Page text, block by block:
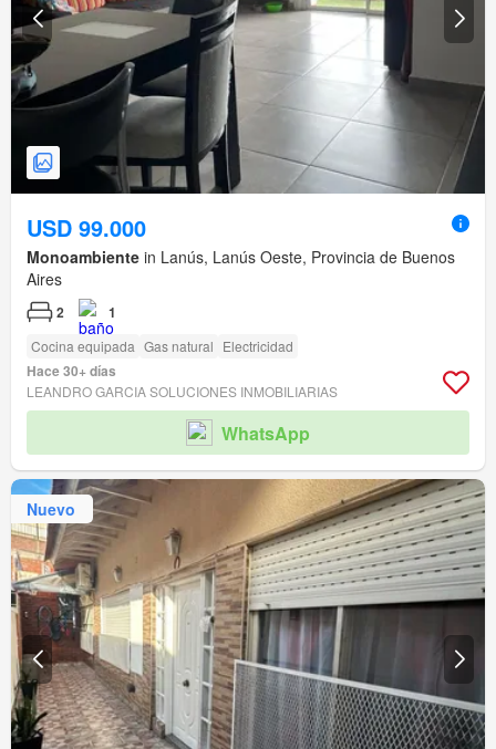
USD 99.000
Monoambiente in Lanús, Lanús Oeste, Provincia de Buenos
Aires
2 1
Cocina equipada Gas natural Electricidad
Hace 30+ días
LEANDRO GARCIA SOLUCIONES INMOBILIARIAS
WhatsApp
Nuevo